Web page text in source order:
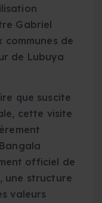
Gabriel
de
de Lubuya
que suscite
cette visite
officiel de
une structure
valeurs